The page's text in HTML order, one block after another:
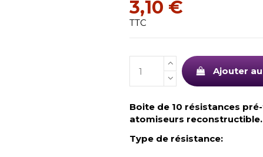
3,10 €
TTC
Ajouter
Boite de 10 résistances
atomiseurs reconstructible.
Type de résistance: